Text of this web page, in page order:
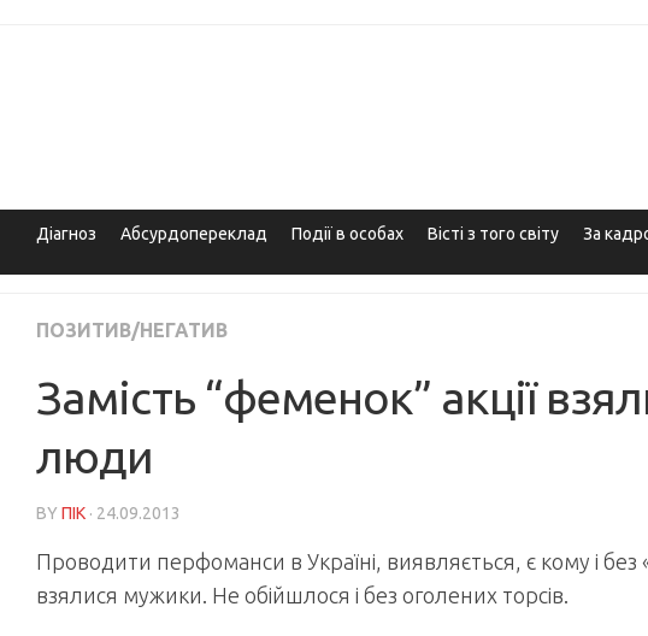
Діагноз Абсурдопереклад Події в особах Вісті з того світу За
ПОЗИТИВ/НЕГАТИВ
Замість “феменок” акції
люди
BY ПІК · 24.09.2013
Проводити перфоманси в Україні, виявляється, є кому і
взялися мужики. Не обійшлося і без оголених торсів.